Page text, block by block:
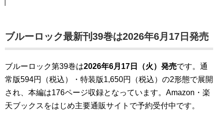
ブルーロック最新刊39巻は2026年6月17日 発売
ブルーロック第39巻は2026年6月17日（火）発売です。通
常版594円（税込）・特装版1,650円（税込）の2形態で展開
され、本編は176ページ収録となっています。Amazon・楽
天ブックスをはじめ主要通販サイトで予約受付中です。